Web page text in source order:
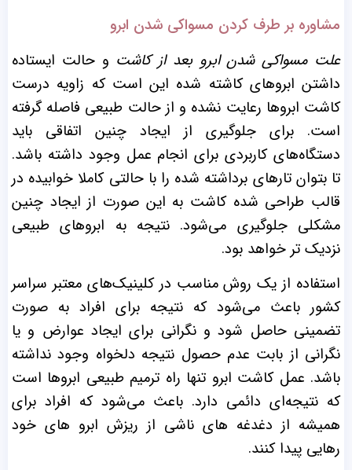
مشاوره بر طرف کردن مسواکی شدن ابرو
علت مسواکی شدن ابرو بعد از کاشت و حالت ایستاده
داشتن ابروهای کاشته شده این است که زاویه درست
کاشت ابرو‌ها رعایت نشده و از حالت طبیعی فاصله گرفته
است. برای جلوگیری از ایجاد چنین اتفاقی باید
دستگاه‌های کاربردی برای انجام عمل وجود داشته باشد.
تا بتوان تارهای برداشته شده را با حالتی کاملا خوابیده در
قالب طراحی شده کاشت به این صورت از ایجاد چنین
مشکلی جلوگیری می‌شود. نتیجه به ابروهای طبیعی
نزدیک تر خواهد بود.
استفاده از یک روش مناسب در کلینیک‌های معتبر سراسر
کشور باعث می‌شود که نتیجه برای افراد به صورت
تضمینی حاصل شود و نگرانی برای ایجاد عوارض و یا
نگرانی از بابت عدم حصول نتیجه دلخواه وجود نداشته
باشد. عمل کاشت ابرو تنها راه ترمیم طبیعی ابروها است
که نتیجه‌ای دائمی دارد. باعث می‌شود که افراد برای
همیشه از دغدغه های ناشی از ریزش ابرو های خود
رهایی پیدا کنند.